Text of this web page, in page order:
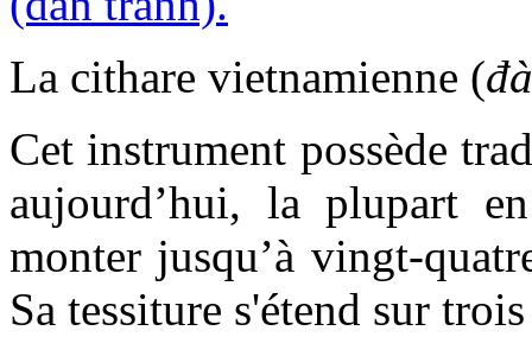
La cithare vietnamienne (
Cet instrument possède
aujourd’hui, la plupart
monter jusqu’à vingt-
Sa tessiture s'étend sur